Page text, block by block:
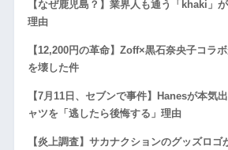
【なぜ鹿児島？】業界人も通う「khaki」
理由
【12,200円の革命】Zoff×黒石奈央子コラ
を壊した件
【7月11日、セブンで事件】Hanesが本気
ャツを「逃したら後悔する」理由
【炎上調査】サカナクションのグッズロ